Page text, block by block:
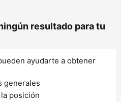
resultado para tu
ayudarte a obtener
generales
posición